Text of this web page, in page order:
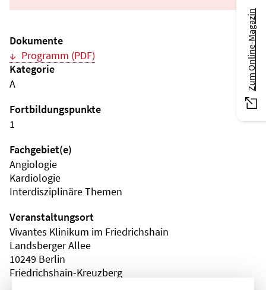
Dokumente
Programm (PDF)
Kategorie
A
Fortbildungspunkte
1
Fachgebiet(e)
Angiologie
Kardiologie
Interdisziplinäre Themen
Veranstaltungsort
Vivantes Klinikum im Friedrichshain
Landsberger Allee
10249 Berlin
Friedrichshain-Kreuzberg
Zum Online-Magazin